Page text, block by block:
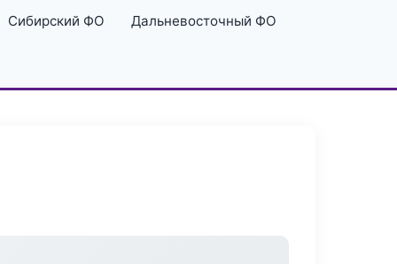
Сибирский ФО Дальневосточный ФО